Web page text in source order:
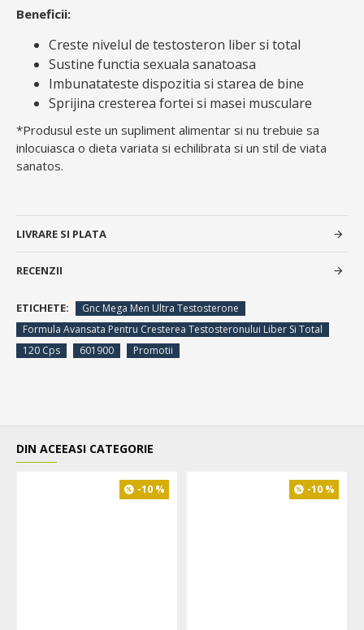
Beneficii:
Creste nivelul de testosteron liber si total
Sustine functia sexuala sanatoasa
Imbunatateste dispozitia si starea de bine
Sprijina cresterea fortei si masei musculare
*Produsul este un supliment alimentar si nu trebuie sa
inlocuiasca o dieta variata si echilibrata si un stil de viata
sanatos.
LIVRARE SI PLATA
RECENZII
ETICHETE:
Gnc Mega Men Ultra Testosterone
Formula Avansata Pentru Cresterea Testosteronului Liber Si Total
120 Cps
601900 Promotii
DIN ACEEASI CATEGORIE
-10 % -10 %